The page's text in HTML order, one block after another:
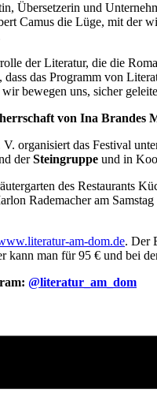
Übersetzerin und
Camus die Lüge, mit der
der Literatur, die die
das Programm von
wir bewegen uns, sicher
von Ina
organisiert das Festival
derSteingruppe und in
des Restaurants
Rademacher am
am-dom.de. Der
kann man für 95 € und bei
@literatur_am_dom